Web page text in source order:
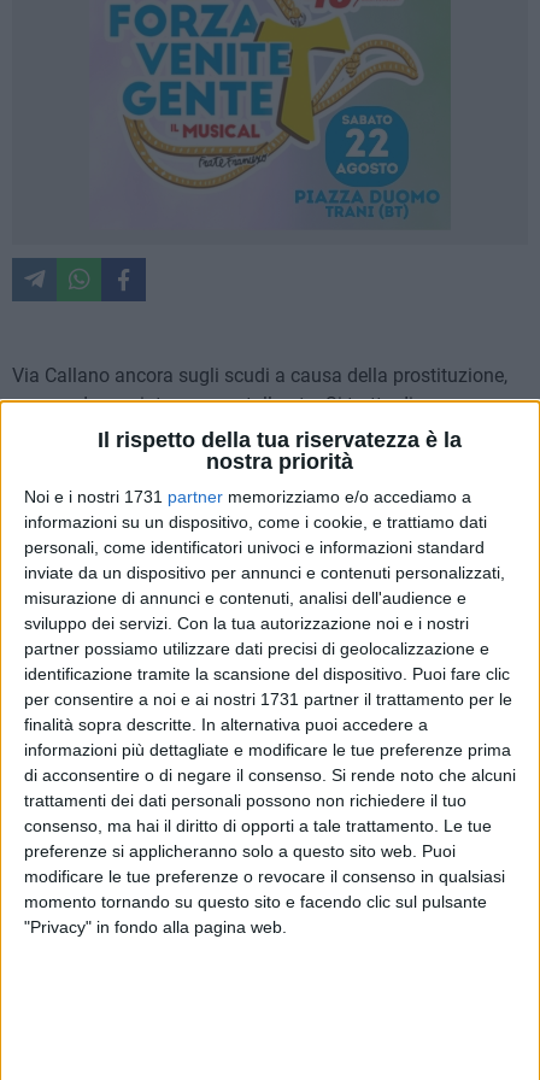
Il rispetto della tua riservatezza è la
nostra priorità
Noi e i nostri 1731 partner memorizziamo e/o accediamo a
informazioni su un dispositivo, come i cookie, e trattiamo dati
personali, come identificatori univoci e informazioni standard
inviate da un dispositivo per annunci e contenuti personalizzati,
misurazione di annunci e contenuti, analisi dell'audience e
sviluppo dei servizi. Con la tua autorizzazione noi e i nostri
partner possiamo utilizzare dati precisi di geolocalizzazione e
identificazione tramite la scansione del dispositivo. Puoi fare clic
per consentire a noi e ai nostri 1731 partner il trattamento per le
finalità sopra descritte. In alternativa puoi accedere a
informazioni più dettagliate e modificare le tue preferenze prima
di acconsentire o di negare il consenso. Si rende noto che alcuni
trattamenti dei dati personali possono non richiedere il tuo
consenso, ma hai il diritto di opporti a tale trattamento. Le tue
preferenze si applicheranno solo a questo sito web. Puoi
modificare le tue preferenze o revocare il consenso in qualsiasi
momento tornando su questo sito e facendo clic sul pulsante
"Privacy" in fondo alla pagina web.
Via Callano ancora sugli scudi a causa della prostituzione,
spesso denunciata, spesso tollerata. Si tratta di un
sottostrato sociale, magari non condivisibile, ma composto
di persone, di dignità, di anime spesso turbate e sfruttate. In
presenza delle evidenti debolezze a cui la società costringe
le protagoniste consideriamo intollerabile la violenza che ne
possa scaturire, non la capiamo, non la vorremmo vedere.
I Carabinieri della Compagnia di Barletta hanno arrestato
con l'accusa di violenza privata aggravata e resistenza a
pubblico ufficiale un 28enne ed un 25enne, entrambi di
Barletta, colti in via Callano mentre erano intenti a
minacciare delle prostitute con una bottiglia di vetro in stato
di ebbrezza. I due avrebbero minacciato le donne
"qualificandosi" come nuovi protettori delle stesse. I due
uomini, alla vista dei militari, sono saliti a bordo di un
motocarro e, al fine di fuggire, hanno speronato con violenza
ma invano l'auto dei Carabinieri che ne ostruiva il transito.
Bloccati e tratti in arresto, su disposizione della Procura della
Repubblica di Bari, sono stati associati presso la locale casa